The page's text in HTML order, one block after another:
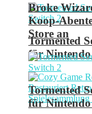
Tormented
für
Broke
Koop-
Store an
Tormented
für